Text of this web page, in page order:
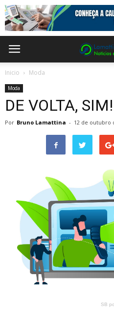
Inicio Moda
Moda
DE VOLTA, SIM!
Por Bruno Lamattina - 12 de outubro
SB